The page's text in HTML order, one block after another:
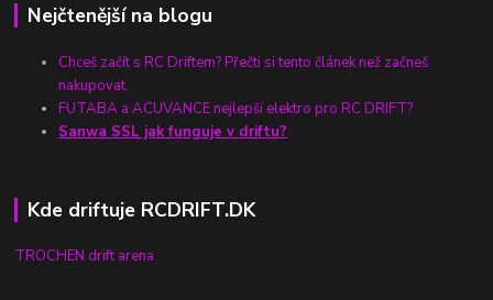
Nejčtenější na blogu
Chceš začít s RC Driftem? Přečti si tento článek než začneš
nakupovat.
FUTABA a ACUVANCE nejlepší elektro pro RC DRIFT?
Sanwa SSL jak funguje v driftu?
Kde driftuje RCDRIFT.DK
TROCHEN drift arena